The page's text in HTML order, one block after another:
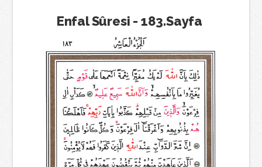
Enfal Sûresi - 183.Sayfa